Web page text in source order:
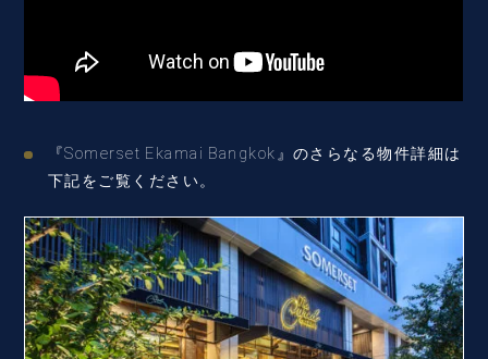
『Somerset Ekamai Bangkok』のさらなる物件詳細は
下記をご覧ください。